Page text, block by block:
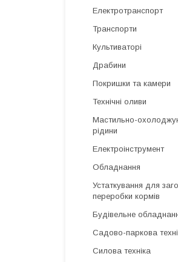
Електротранспорт
Транспорти
Культиваторі
Драбини
Покришки та камери
Технічні оливи
Мастильно-
рідини
Електроінструмент
Обладнання
Устаткування для
переробки кормів
Будівельне
Садово-паркова
Силова техніка